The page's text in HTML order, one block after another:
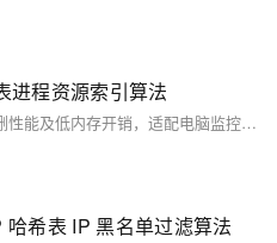
进程资源索引算法
哈希表凭借O(1)查询效率、动态增删性能及低内存开销，适配电脑监控系统对进程资源数据的实时索引需求。通过定制哈希函数与链地址法冲突解决，实现高效进程状态追踪与异常预警。
希表 IP 黑名单过滤算法